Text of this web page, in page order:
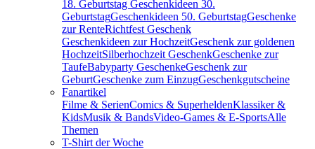
18. Geburtstag Geschenkideen 30.
GeburtstagGeschenkideen 50. GeburtstagGeschenke
zur RenteRichtfest Geschenk
Geschenkideen zur HochzeitGeschenk zur goldenen
HochzeitSilberhochzeit GeschenkGeschenke zur
TaufeBabyparty GeschenkeGeschenk zur
GeburtGeschenke zum EinzugGeschenkgutscheine
Fanartikel
Filme & SerienComics & SuperheldenKlassiker &
KidsMusik & BandsVideo-Games & E-SportsAlle
Themen
T-Shirt der Woche